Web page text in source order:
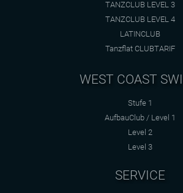
TANZCLUB LEVEL 3
TANZCLUB LEVEL 4
LATINCLUB
Tanzflat CLUBTARIF
WEST COAST
Stufe 1
AufbauClub / Level 1
Level 2
Level 3
SERVICE